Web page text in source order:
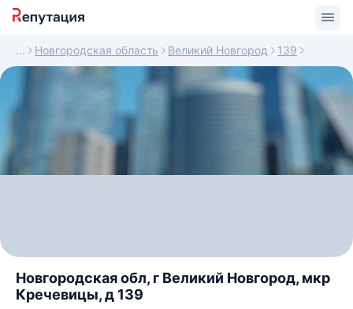
Новгородская область Великий Новгород 139
Новгородская обл, г Великий Новгород, мкр
Кречевицы, д 139